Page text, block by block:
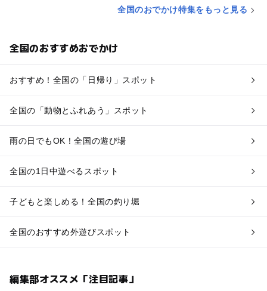
全国のおでかけ特集をもっと見る
全国のおすすめおでかけ
おすすめ！全国の「日帰り」スポット
全国の「動物とふれあう」スポット
雨の日でもOK！全国の遊び場
全国の1日中遊べるスポット
子どもと楽しめる！全国の釣り堀
全国のおすすめ外遊びスポット
編集部オススメ「注目記事」